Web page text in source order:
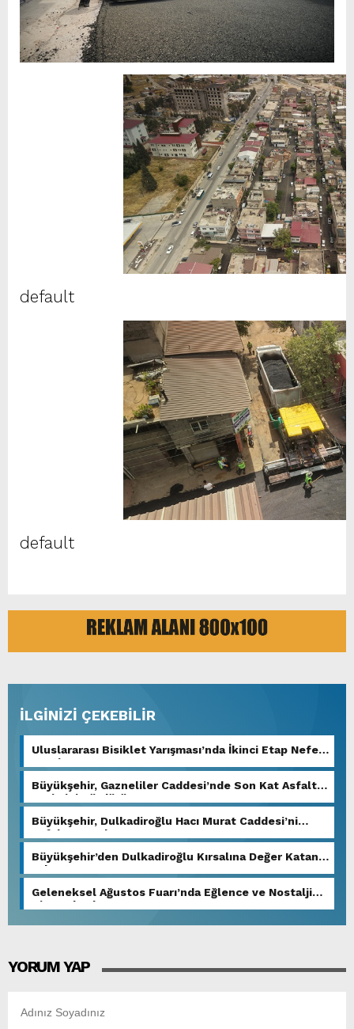
default
default
İLGİNİZİ ÇEKEBİLİR
Uluslararası Bisiklet Yarışması’nda İkinci Etap Nefes
Kesti.
Büyükşehir, Gazneliler Caddesi’nde Son Kat Asfalt
Serimini Sürdürüyor.
Büyükşehir, Dulkadiroğlu Hacı Murat Caddesi’ni
Asfalta Hazırlıyor.
Büyükşehir’den Dulkadiroğlu Kırsalına Değer Katan
Yol Yatırımı.
Geleneksel Ağustos Fuarı’nda Eğlence ve Nostalji
Bir Aradaydı.
YORUM YAP